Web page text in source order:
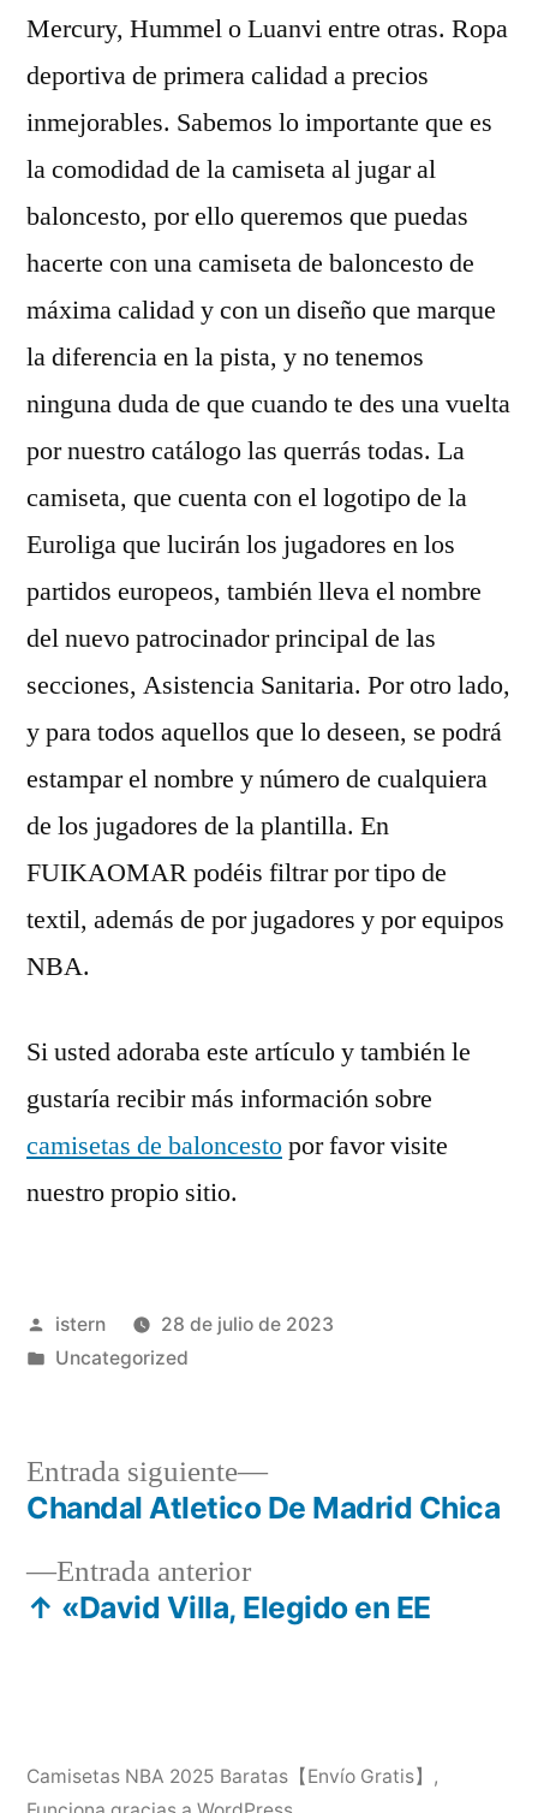
Mercury, Hummel o Luanvi entre otras. Ropa
deportiva de primera calidad a precios
inmejorables. Sabemos lo importante que es
la comodidad de la camiseta al jugar al
baloncesto, por ello queremos que puedas
hacerte con una camiseta de baloncesto de
máxima calidad y con un diseño que marque
la diferencia en la pista, y no tenemos
ninguna duda de que cuando te des una vuelta
por nuestro catálogo las querrás todas. La
camiseta, que cuenta con el logotipo de la
Euroliga que lucirán los jugadores en los
partidos europeos, también lleva el nombre
del nuevo patrocinador principal de las
secciones, Asistencia Sanitaria. Por otro lado,
y para todos aquellos que lo deseen, se podrá
estampar el nombre y número de cualquiera
de los jugadores de la plantilla. En
FUIKAOMAR podéis filtrar por tipo de
textil, además de por jugadores y por equipos
NBA.
Si usted adoraba este artículo y también le
gustaría recibir más información sobre
camisetas de baloncestopor favor visite
nuestro propio sitio.
Publicado
por
istern
28 de julio de 2023
Publicado
Uncategorized
Navegación
deEntrada anteriorEntrada
anterior:
↑ «David Villa, Elegido en EE
Entrada siguiente
Entrada
siguiente:
Chandal Atletico De Madrid Chica
Camisetas NBA 2025 Baratas【Envío Gratis】
,